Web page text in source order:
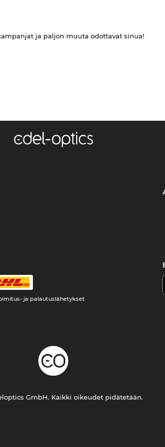
ja paljon muuta odottavat sinua!
ja palautuslähetykset
GmbH. Kaikki oikeudet pidätetään.